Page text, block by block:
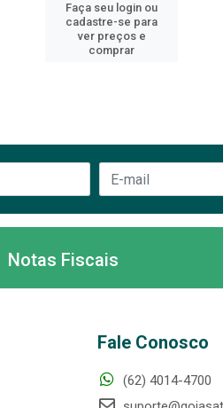
Faça seu login ou
cadastre-se para
ver preços e
comprar
Notas Fiscais
Fale Conosco
(62) 4014-4700